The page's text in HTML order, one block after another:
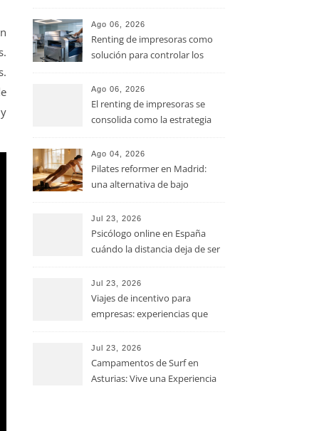
pymes
Ago 06, 2026
Renting de impresoras como
solución para controlar los
pymes
Ago 06, 2026
El renting de impresoras se
consolida como la estrategia
operativos en las pequeñas y
medianas empresas
Ago 04, 2026
Pilates reformer en Madrid:
una alternativa de bajo
fuerza y movilidad
Jul 23, 2026
Psicólogo online en España
cuándo la distancia deja de ser
terapia
Jul 23, 2026
Viajes de incentivo para
empresas: experiencias que
la oficina
Jul 23, 2026
Campamentos de Surf en
Asturias: Vive una Experiencia